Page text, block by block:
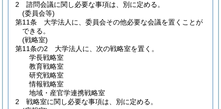
2
諮問会議に関し必要な事項は、別に定める。
(委員会等)
第11条
大学法人に、委員会その他必要な会議を置くことが
できる。
(戦略室)
第11条の2
大学法人に、次の戦略室を置く。
学長戦略室
教育戦略室
研究戦略室
情報戦略室
地域・産官学連携戦略室
2
戦略室に関し必要な事項は、別に定める。